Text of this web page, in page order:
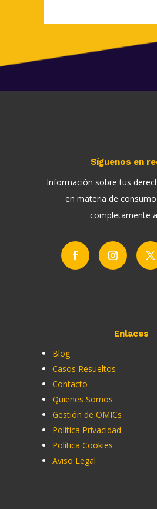
Síguenos en
Información sobre tus
en materia de
completamente
Enlaces
Blog
Casos Resueltos
Contacto
Quienes Somos
Gestión de OMICs
Política Privacidad
Política Cookies
Aviso Legal